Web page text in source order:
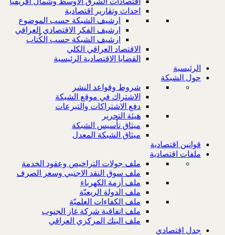
احداث وتقارير اقتصادية
ارشيف الشبكة حسب الموضوع
ارشيف الفكر الاقتصادي العراقي
ارشيف الشبكة حسب الكُتاب
الاقتصاد العراقي الكلي
القضايا الاقتصادية الرئيسية
الرئيسية
حول الشبكة
شروط وقواعد النشر
الاشتراك في موقع الشبكة
دفع الاشتراكات والتبرعات
هيئة التحرير
ميثاق تأسيس الشبكة
ميثاق الشبكة المعدل
قوانين اقتصادية
ملفات اقتصادية
ملف جولات التراخيص وعقود الخدمة
ملف سوق النقد الاجنبي وسعر الصرف
ملف أزمة الكهرباء
ملف الدولة الريعيّة
ملف الكفاءات العلميّة
ملف اتفاقية شركة غاز الجنوب
ملف البنك المركزي العراقي
جدل اقتصادي